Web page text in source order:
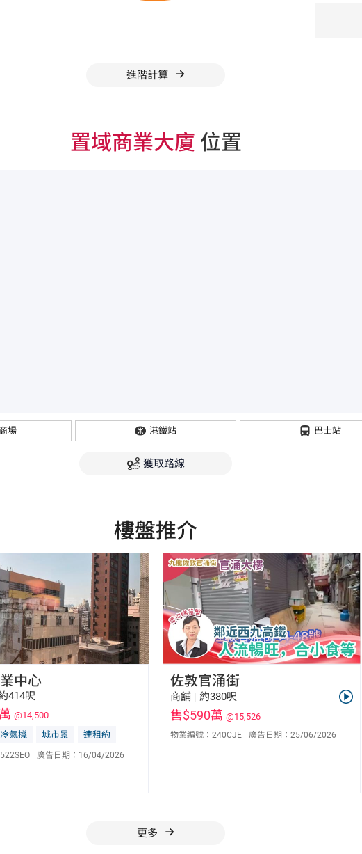
進階計算
置域商業大廈 位置
場 港鐵站 巴士站
獲取路線
樓盤推介
馮凱茵 Fiona Fung
中心
414呎
@14,500
氣機
城市景 連租約
522SEO 廣告日期： 16/04/2026
李瑛 Jenny Li
佐敦官涌街
商舖 約380呎
售$590萬 @15,526
物業編號： 240CJE 廣告日期： 25/06/2026
更多